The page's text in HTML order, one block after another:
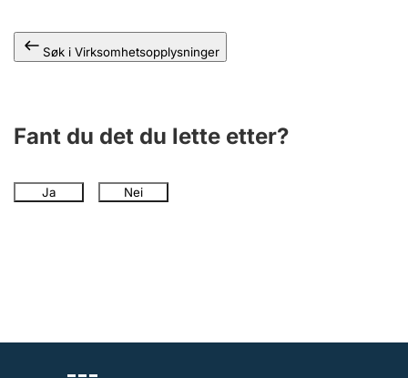
Søk i Virksomhetsopplysninger
Fant du det du lette etter?
Ja Nei